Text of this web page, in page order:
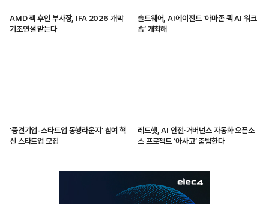
AMD 잭 후인 부사장, IFA 2026 개막
기조연설 맡는다
솔트웨어, AI에이전트 ‘아마존 퀵 AI 워크
숍’ 개최해
‘중견기업-스타트업 동행라운지’ 참여 혁
신 스타트업 모집
레드햇, AI 안전·거버넌스 자동화 오픈소
스 프로젝트 ‘아사고’ 출범한다